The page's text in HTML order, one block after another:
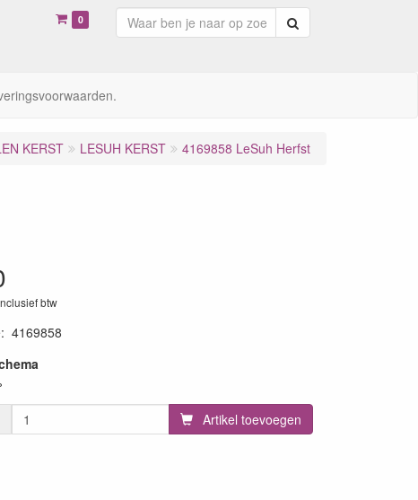
0
KERST LESUH KERST 4169858 LeSuh Herfst
btw
: 4169858
Artikel toevoegen